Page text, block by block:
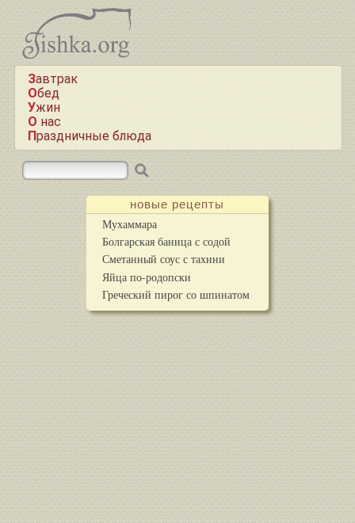
Завтрак
Обед
Ужин
О нас
Праздничные блюда
новые рецепты
Мухаммара
Болгарская баница с содой
Сметанный соус с тахини
Яйца по-родопски
Греческий пирог со шпинатом